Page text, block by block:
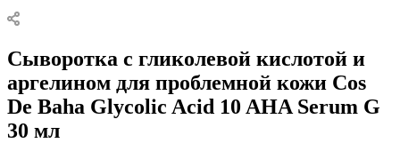
Сыворотка c гликолевой кислотой и
аргелином для проблемной кожи Cos
De Baha Glycolic Acid 10 AHA Serum G
30 мл